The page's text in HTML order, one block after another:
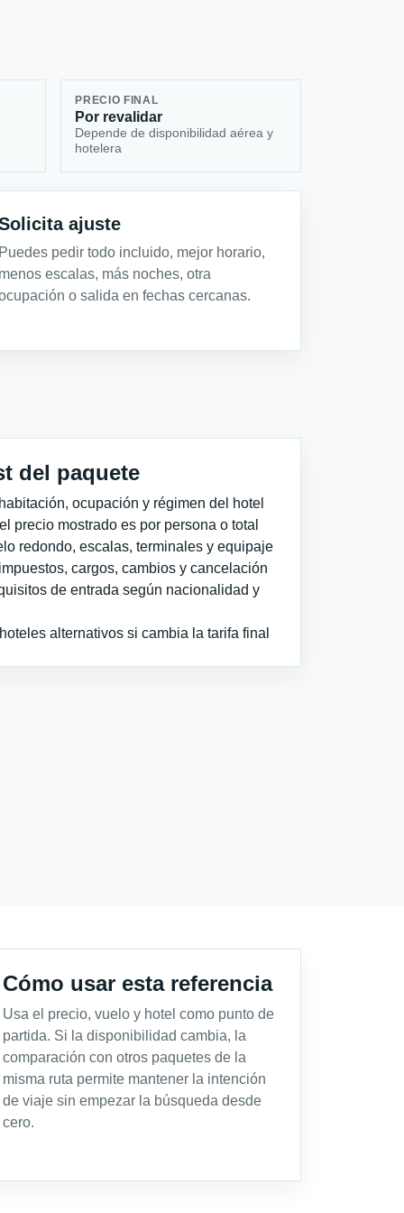
PRECIO FINAL
Por revalidar
Depende de disponibilidad aérea y
hotelera
ajuste
Puedes pedir todo incluido, mejor horario,
menos escalas, más noches, otra
o salida en fechas cercanas.
del paquete
ocupación y régimen del hotel
precio mostrado es por persona o total
redondo, escalas, terminales y equipaje
cargos, cambios y cancelación
de entrada según nacionalidad y
alternativos si cambia la tarifa final
Cómo usar esta referencia
Usa el precio, vuelo y hotel como punto de
partida. Si la disponibilidad cambia, la
comparación con otros paquetes de la
misma ruta permite mantener la intención
de viaje sin empezar la búsqueda desde
cero.